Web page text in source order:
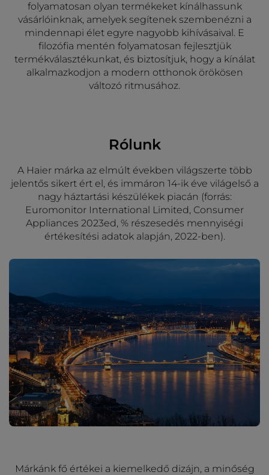
folyamatosan olyan termékeket kínálhassunk
vásárlóinknak, amelyek segítenek szembenézni a
mindennapi élet egyre nagyobb kihívásaival. E
filozófia mentén folyamatosan fejlesztjük
termékválasztékunkat, és biztosítjuk, hogy a kínálat
alkalmazkodjon a modern otthonok örökösen
változó ritmusához.
Rólunk
A Haier márka az elmúlt években világszerte több
jelentős sikert ért el, és immáron 14-ik éve világelső a
nagy háztartási készülékek piacán (forrás:
Euromonitor International Limited, Consumer
Appliances 2023ed, % részesedés mennyiségi
értékesítési adatok alapján, 2022-ben).
Márkánk fő értékei a kiemelkedő dizájn, a minőség